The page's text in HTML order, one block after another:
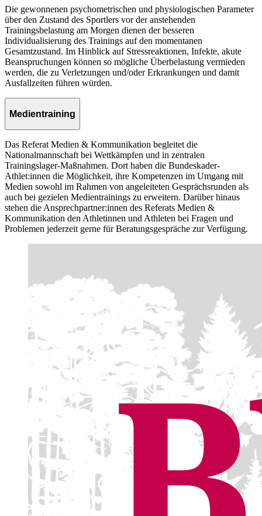
Die gewonnenen psychometrischen und physiologischen Parameter
über den Zustand des Sportlers vor der anstehenden
Trainingsbelastung am Morgen dienen der besseren
Individualisierung des Trainings auf den momentanen
Gesamtzustand. Im Hinblick auf Stressreaktionen, Infekte, akute
Beanspruchungen können so mögliche Überbelastung vermieden
werden, die zu Verletzungen und/oder Erkrankungen und damit
Ausfallzeiten führen würden.
Medientraining
Das Referat Medien & Kommunikation begleitet die
Nationalmannschaft bei Wettkämpfen und in zentralen
Trainingslager-Maßnahmen. Dort haben die Bundeskader-
Athlet:innen die Möglichkeit, ihre Kompetenzen im Umgang mit
Medien sowohl im Rahmen von angeleiteten Gesprächsrunden als
auch bei gezielen Medientrainings zu erweitern. Darüber hinaus
stehen die Ansprechpartner:innen des Referats Medien &
Kommunikation den Athletinnen und Athleten bei Fragen und
Problemen jederzeit gerne für Beratungsgespräche zur Verfügung.